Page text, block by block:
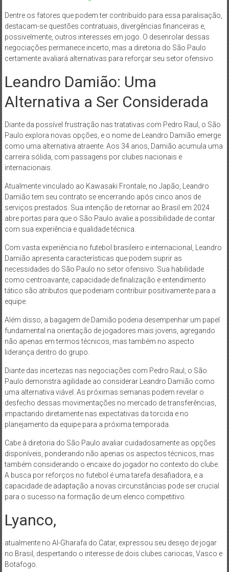
Dentre os fatores que podem ter contribuído para essa paralisação,
destacam-se questões contratuais, divergências financeiras e,
possivelmente, outros interesses em jogo. O desenrolar dessas
negociações permanece incerto, mas a diretoria do São Paulo
certamente avaliará alternativas para reforçar seu setor ofensivo.
Leandro Damião: Uma
Alternativa a Ser Considerada
Diante da possível frustração nas tratativas com Pedro Raul, o São
Paulo explora novas opções, e o nome de Leandro Damião emerge
como uma alternativa atraente. Aos 34 anos, Damião acumula uma
carreira sólida, com passagens por clubes nacionais e
internacionais.
Atualmente vinculado ao Kawasaki Frontale, no Japão, Leandro
Damião tem seu contrato se encerrando após cinco anos de
serviços prestados. Sua intenção de retornar ao Brasil em 2024
abre portas para que o São Paulo avalie a possibilidade de contar
com sua experiência e qualidade técnica.
Com vasta experiência no futebol brasileiro e internacional, Leandro
Damião apresenta características que podem suprir as
necessidades do São Paulo no setor ofensivo. Sua habilidade
como centroavante, capacidade de finalização e entendimento
tático são atributos que poderiam contribuir positivamente para a
equipe.
Além disso, a bagagem de Damião poderia desempenhar um papel
fundamental na orientação de jogadores mais jovens, agregando
não apenas em termos técnicos, mas também no aspecto
liderança dentro do grupo.
Diante das incertezas nas negociações com Pedro Raul, o São
Paulo demonstra agilidade ao considerar Leandro Damião como
uma alternativa viável. As próximas semanas podem revelar o
desfecho dessas movimentações no mercado de transferências,
impactando diretamente nas expectativas da torcida e no
planejamento da equipe para a próxima temporada.
Cabe à diretoria do São Paulo avaliar cuidadosamente as opções
disponíveis, ponderando não apenas os aspectos técnicos, mas
também considerando o encaixe do jogador no contexto do clube.
A busca por reforços no futebol é uma tarefa desafiadora, e a
capacidade de adaptação a novas circunstâncias pode ser crucial
para o sucesso na formação de um elenco competitivo.
Lyanco,
atualmente no Al-Gharafa do Catar, expressou seu desejo de jogar
no Brasil, despertando o interesse de dois clubes cariocas, Vasco e
Botafogo.